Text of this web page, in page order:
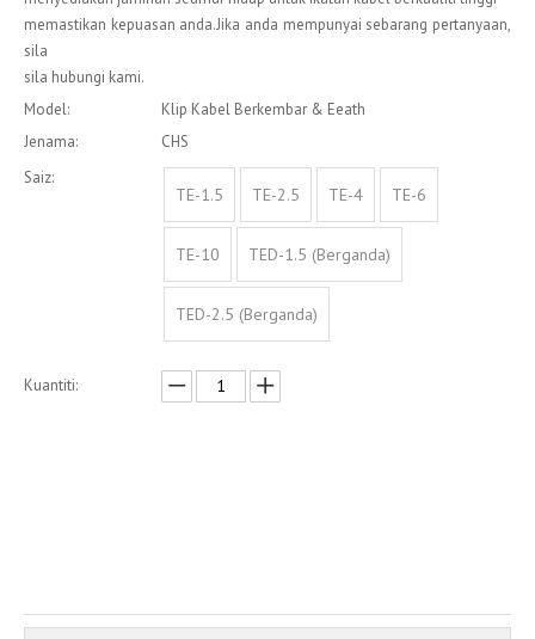
memastikan kepuasan anda.Jika anda mempunyai sebarang pertanyaan,
sila
sila hubungi kami.
Model:
Klip Kabel Berkembar & Eeath
Jenama:
CHS
Saiz:
TE-1.5 TE-2.5 TE-4 TE-6
TE-10 TED-1.5 (Berganda)
TED-2.5 (Berganda)
Kuantiti: